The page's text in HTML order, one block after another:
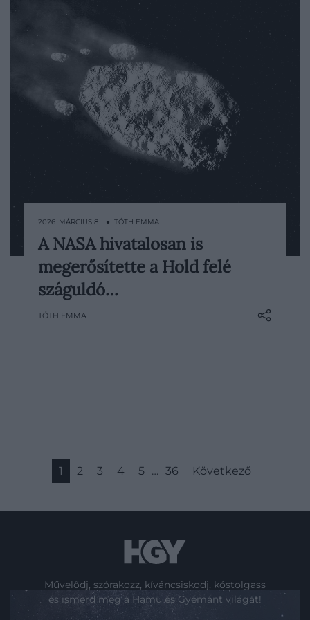
A 2024 YR4 aszteroidával kapcsolatosan
több nyugtalanító hír is napvilágot látott
az elmúlt időszakban, sokáig valós esély
mutatkozott arra, hogy a következő
évtizedben a Holdba csapódhat. A NASA
2026. MÁRCIUS 8. ● TÓTH EMMA
A NASA hivatalosan is
megerősítette a Hold felé
száguldó…
TÓTH EMMA
1 2 3 4 5 … 36 Következő
Művelődj, szórakozz, kíváncsiskodj, kóstolgass
és ismerd meg a Hamu és Gyémánt világát!